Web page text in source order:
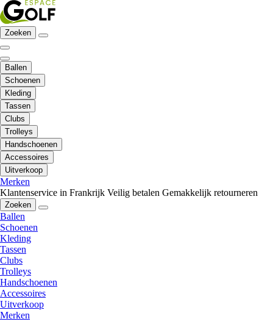
Zoeken
Ballen
Schoenen
Kleding
Tassen
Clubs
Trolleys
Handschoenen
Accessoires
Uitverkoop
Merken
Klantenservice in Frankrijk Veilig betalen Gemakkelijk retourneren
Zoeken
Ballen
Schoenen
Kleding
Tassen
Clubs
Trolleys
Handschoenen
Accessoires
Uitverkoop
Merken